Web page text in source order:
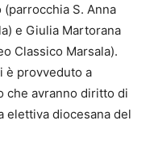
S. Anna
e Giulia Martorana
Classico Marsala).
è provveduto a
che avranno diritto di
elettiva diocesana del